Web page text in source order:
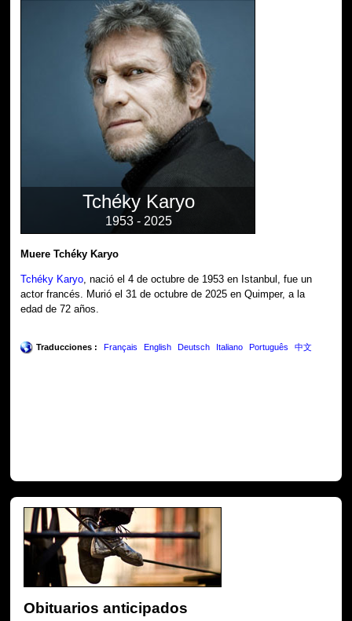
Tchéky Karyo
1953 - 2025
Muere Tchéky Karyo
Tchéky Karyo , nació el 4 de octubre de 1953 en Istanbul, fue un
actor francés. Murió el 31 de octubre de 2025 en Quimper, a la
edad de 72 años.
Traducciones : Français English Deutsch Italiano Português 中文
Obituarios anticipados